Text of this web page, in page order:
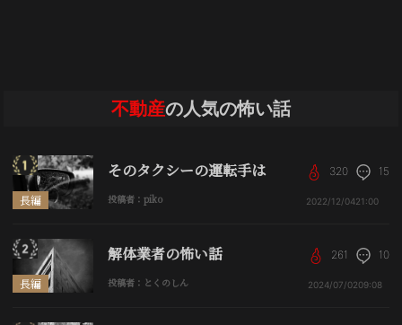
不動産の人気の怖い話
長編
そのタクシーの運転手は
投稿者：piko
320 15
2022/12/0421:00
長編
解体業者の怖い話
投稿者：とくのしん
261 10
2024/07/0209:08